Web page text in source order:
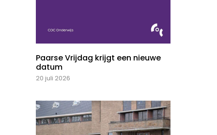
Paarse Vrijdag krijgt een nieuwe
datum
20 juli 2026